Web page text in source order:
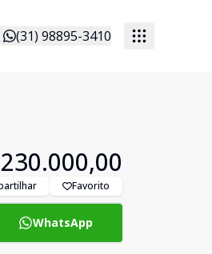
(31) 98895-3410
Favorito
WhatsApp